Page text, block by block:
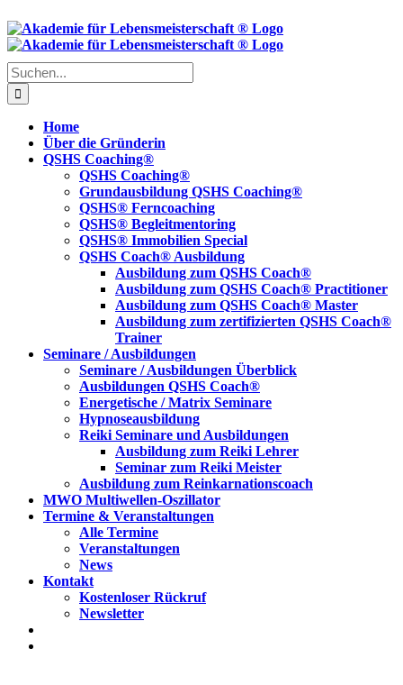
to
content
Suche
nach:
Home
Über die Gründerin
QSHS Coaching®
QSHS Coaching®
Grundausbildung QSHS Coaching®
QSHS® Ferncoaching
QSHS® Begleitmentoring
QSHS® Immobilien Special
QSHS Coach® Ausbildung
Ausbildung zum QSHS Coach®
Ausbildung zum QSHS Coach® Practitioner
Ausbildung zum QSHS Coach® Master
Ausbildung zum zertifizierten QSHS Coach®
Trainer
Seminare / Ausbildungen
Seminare / Ausbildungen Überblick
Ausbildungen QSHS Coach®
Energetische / Matrix Seminare
Hypnoseausbildung
Reiki Seminare und Ausbildungen
Ausbildung zum Reiki Lehrer
Seminar zum Reiki Meister
Ausbildung zum Reinkarnationscoach
MWO Multiwellen-Oszillator
Termine & Veranstaltungen
Alle Termine
Veranstaltungen
News
Kontakt
Kostenloser Rückruf
Newsletter